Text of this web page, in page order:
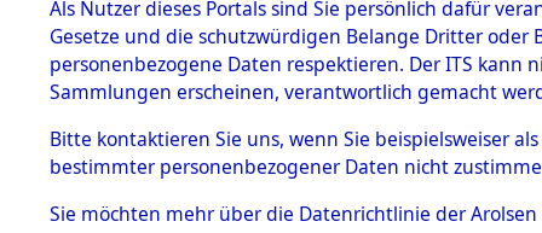
Effekten
1.2.9.1
Effekten aus
dem KZ
Dachau
1.2.9.2
Effekten aus
dem KZ
Bayerisches
Als Nutzer dieses Portals sind Sie persönlich dafür
Gesetze und die schutzwürdigen Belange Dritter
personenbezogene Daten respektieren. Der ITS
Sammlungen erscheinen, verantwortlich gemacht
Bitte kontaktieren Sie uns, wenn Sie beispielsweiser
bestimmter personenbezogener Daten nicht
Sie möchten mehr über die Datenrichtlinie der Arolsen